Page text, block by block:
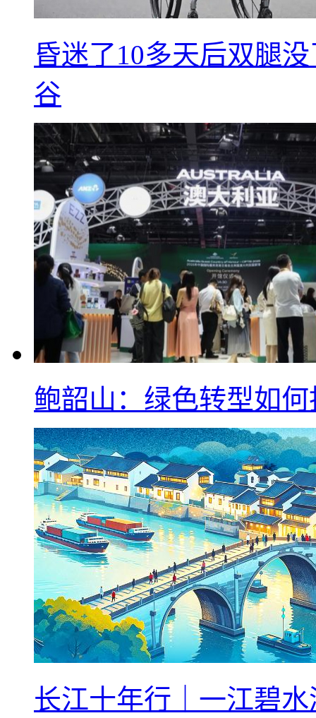
昏迷了10多天后双腿
谷
鲍韶山：绿色转型如
长江十年行｜一江碧